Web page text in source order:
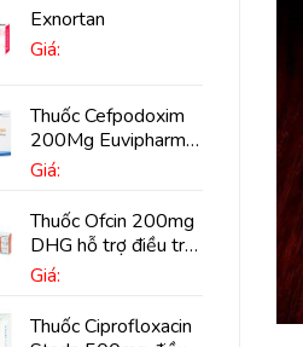
Exnortan
Giá:
Thuốc Cefpodoxim
200Mg Euvipharm
điều trị nhiễm khuẩn
Giá:
Thuốc Ofcin 200mg
DHG hỗ trợ điều trị
viêm phế quản nặng
Giá:
Thuốc Ciprofloxacin